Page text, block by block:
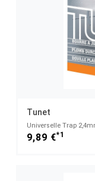
Tunet
Universelle Trap
9,89 €*1